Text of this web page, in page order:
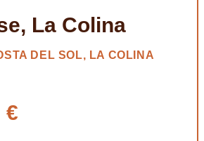
La Colina
DEL SOL, LA COLINA
€